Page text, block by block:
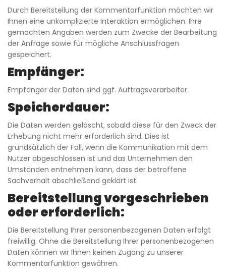
Durch Bereitstellung der Kommentarfunktion möchten wir
Ihnen eine unkomplizierte Interaktion ermöglichen. Ihre
gemachten Angaben werden zum Zwecke der Bearbeitung
der Anfrage sowie für mögliche Anschlussfragen
gespeichert.
Empfänger:
Empfänger der Daten sind ggf. Auftragsverarbeiter.
Speicherdauer:
Die Daten werden gelöscht, sobald diese für den Zweck der
Erhebung nicht mehr erforderlich sind. Dies ist
grundsätzlich der Fall, wenn die Kommunikation mit dem
Nutzer abgeschlossen ist und das Unternehmen den
Umständen entnehmen kann, dass der betroffene
Sachverhalt abschließend geklärt ist.
Bereitstellung vorgeschrieben
oder erforderlich:
Die Bereitstellung Ihrer personenbezogenen Daten erfolgt
freiwillig. Ohne die Bereitstellung Ihrer personenbezogenen
Daten können wir Ihnen keinen Zugang zu unserer
Kommentarfunktion gewähren.